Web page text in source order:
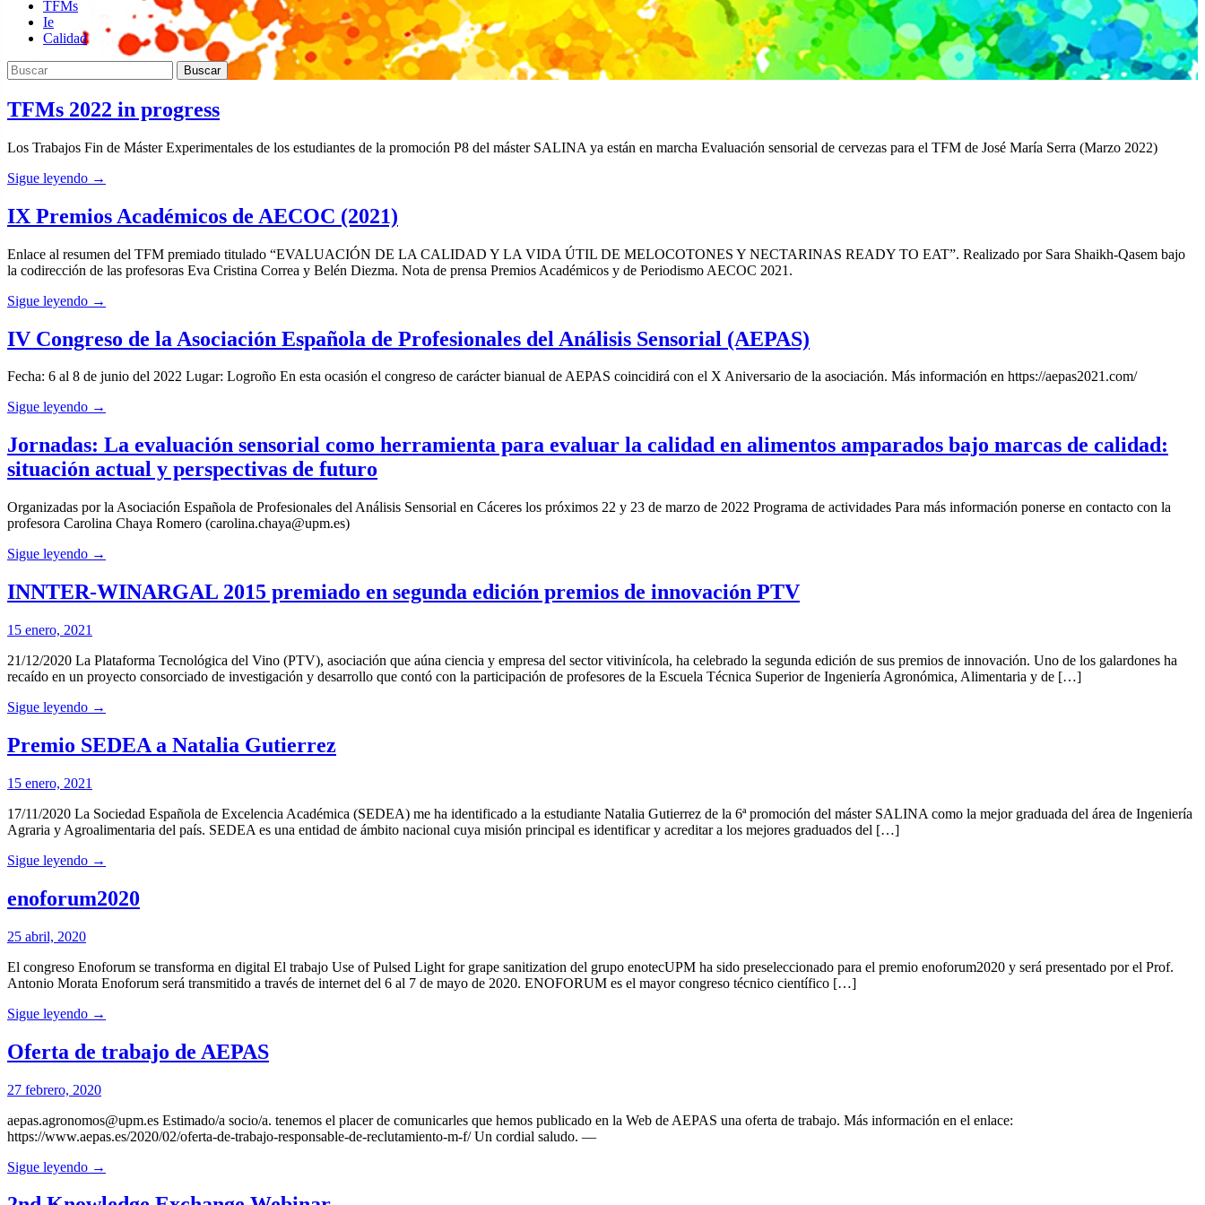
TFMs
Ie
Calidad
Buscar:
Buscar
TFMs 2022 in progress
Los Trabajos Fin de Máster Experimentales de los estudiantes de la promoción P8 del máster SALINA ya están en marcha Evaluación sensorial de cervezas para el TFM de José María Serra (Marzo 2022)
Sigue leyendo →
IX Premios Académicos de AECOC (2021)
Enlace al resumen del TFM premiado titulado “EVALUACIÓN DE LA CALIDAD Y LA VIDA ÚTIL DE MELOCOTONES Y NECTARINAS READY TO EAT”. Realizado por Sara Shaikh-Qasem bajo
la codirección de las profesoras Eva Cristina Correa y Belén Diezma. Nota de prensa Premios Académicos y de Periodismo AECOC 2021.
Sigue leyendo →
IV Congreso de la Asociación Española de Profesionales del Análisis Sensorial (AEPAS)
Fecha: 6 al 8 de junio del 2022 Lugar: Logroño En esta ocasión el congreso de carácter bianual de AEPAS coincidirá con el X Aniversario de la asociación. Más información en https://aepas2021.com/
Sigue leyendo →
Jornadas: La evaluación sensorial como herramienta para evaluar la calidad en alimentos amparados bajo marcas de calidad:
situación actual y perspectivas de futuro
Organizadas por la Asociación Española de Profesionales del Análisis Sensorial en Cáceres los próximos 22 y 23 de marzo de 2022 Programa de actividades Para más información ponerse en contacto con la
profesora Carolina Chaya Romero (carolina.chaya@upm.es)
Sigue leyendo →
INNTER-WINARGAL 2015 premiado en segunda edición premios de innovación PTV
15 enero, 2021
21/12/2020 La Plataforma Tecnológica del Vino (PTV), asociación que aúna ciencia y empresa del sector vitivinícola, ha celebrado la segunda edición de sus premios de innovación. Uno de los galardones ha
recaído en un proyecto consorciado de investigación y desarrollo que contó con la participación de profesores de la Escuela Técnica Superior de Ingeniería Agronómica, Alimentaria y de […]
Sigue leyendo →
Premio SEDEA a Natalia Gutierrez
15 enero, 2021
17/11/2020 La Sociedad Española de Excelencia Académica (SEDEA) me ha identificado a la estudiante Natalia Gutierrez de la 6ª promoción del máster SALINA como la mejor graduada del área de Ingeniería
Agraria y Agroalimentaria del país. SEDEA es una entidad de ámbito nacional cuya misión principal es identificar y acreditar a los mejores graduados del […]
Sigue leyendo →
enoforum2020
25 abril, 2020
El congreso Enoforum se transforma en digital El trabajo Use of Pulsed Light for grape sanitization del grupo enotecUPM ha sido preseleccionado para el premio enoforum2020 y será presentado por el Prof.
Antonio Morata Enoforum será transmitido a través de internet del 6 al 7 de mayo de 2020. ENOFORUM es el mayor congreso técnico científico […]
Sigue leyendo →
Oferta de trabajo de AEPAS
27 febrero, 2020
aepas.agronomos@upm.es Estimado/a socio/a. tenemos el placer de comunicarles que hemos publicado en la Web de AEPAS una oferta de trabajo. Más información en el enlace:
https://www.aepas.es/2020/02/oferta-de-trabajo-responsable-de-reclutamiento-m-f/ Un cordial saludo. —
Sigue leyendo →